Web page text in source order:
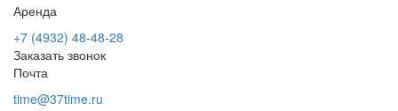
Аренда
+7 (4932) 48-48-28
Заказать звонок
Почта
time@37time.ru